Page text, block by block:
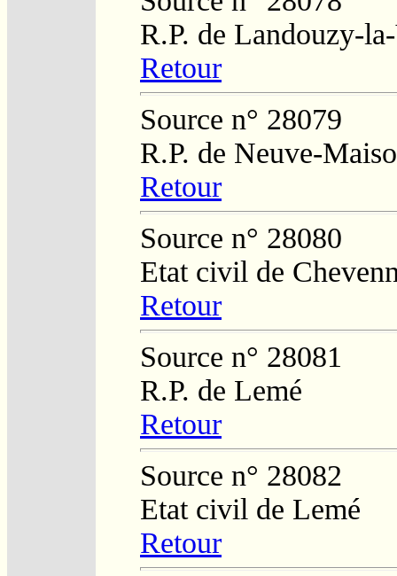
R.P. de Landouzy-
Retour
Source n° 28079
R.P. de Neuve-
Retour
Source n° 28080
Etat civil de
Retour
Source n° 28081
R.P. de Lemé
Retour
Source n° 28082
Etat civil de Lemé
Retour